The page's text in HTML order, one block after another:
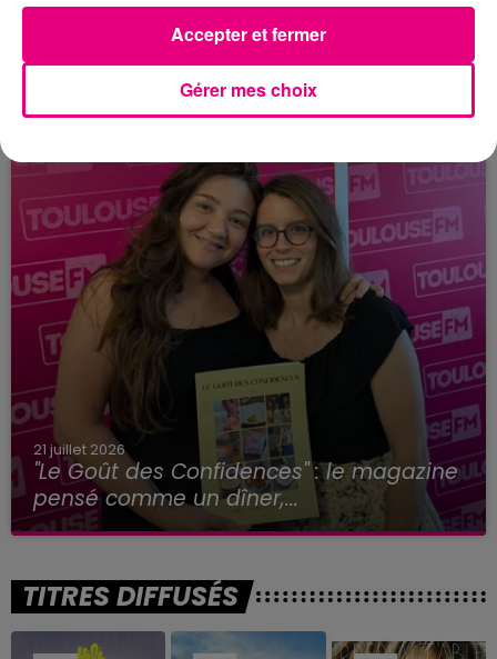
reporté au premier semestre 2027
21 juillet 2026
"Le Goût des Confidences" : le magazine
pensé comme un dîner,...
TITRES DIFFUSÉS
Gérer mes choix
Accepter et fermer